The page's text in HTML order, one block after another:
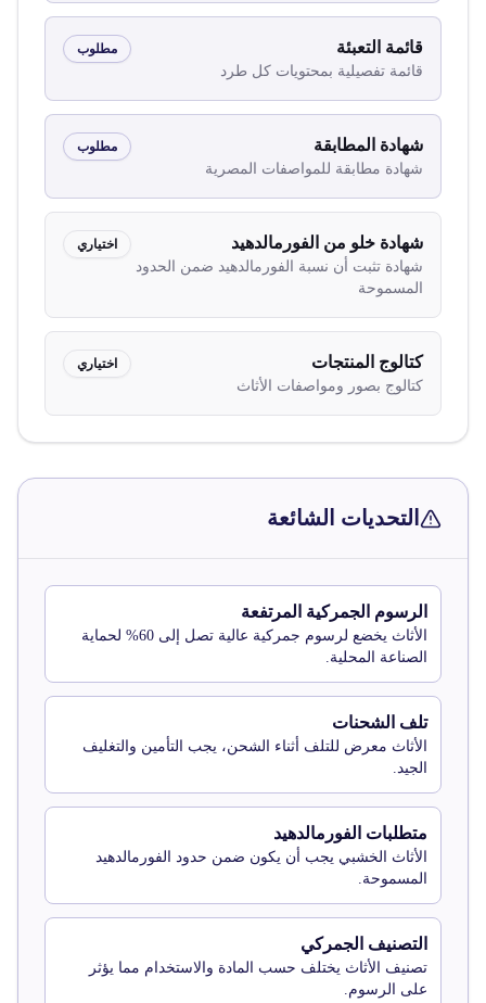
قائمة التعبئة
قائمة تفصيلية بمحتويات كل طرد
مطلوب
شهادة المطابقة
شهادة مطابقة للمواصفات المصرية
مطلوب
شهادة خلو من الفورمالدهيد
شهادة تثبت أن نسبة الفورمالدهيد ضمن الحدود
المسموحة
اختياري
كتالوج المنتجات
كتالوج بصور ومواصفات الأثاث
اختياري
التحديات الشائعة
الرسوم الجمركية المرتفعة
الأثاث يخضع لرسوم جمركية عالية تصل إلى 60% لحماية
الصناعة المحلية.
تلف الشحنات
الأثاث معرض للتلف أثناء الشحن، يجب التأمين والتغليف
الجيد.
متطلبات الفورمالدهيد
الأثاث الخشبي يجب أن يكون ضمن حدود الفورمالدهيد
المسموحة.
التصنيف الجمركي
تصنيف الأثاث يختلف حسب المادة والاستخدام مما يؤثر
على الرسوم.